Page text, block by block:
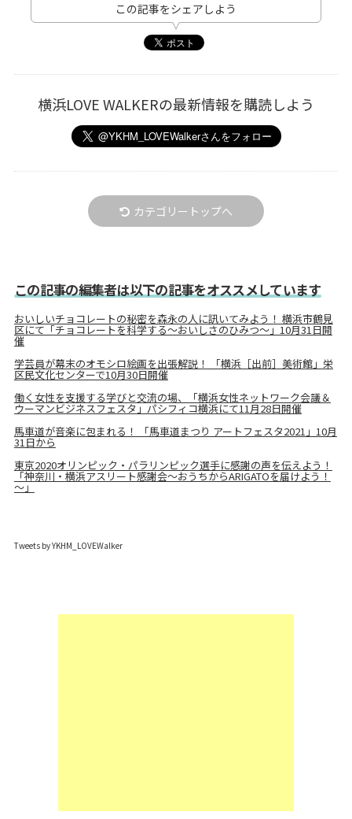
この記事をシェアしよう
横浜LOVE WALKERの最新情報を購読しよう
カテゴリートップへ
この記事の編集者は以下の記事をオススメしています
おいしいチョコレートの秘密を森永の人に訊いてみよう！ 横浜市鶴見
区にて「チョコレートを科学する～おいしさのひみつ～」10月31日開
催
学芸員が幕末のオモシロ絵画を出張解説！ 「横浜［出前］美術館」栄
区民文化センターで10月30日開催
働く女性を支援する学びと交流の場、「横浜女性ネットワーク会議＆
ウーマンビジネスフェスタ」パシフィコ横浜にて11月28日開催
馬車道が音楽に包まれる！ 「馬車道まつり アートフェスタ2021」10月
31日から
東京2020オリンピック・パラリンピック選手に感謝の声を伝えよう！
「神奈川・横浜アスリート感謝会～おうちからARIGATOを届けよう！
～」
Tweets by YKHM_LOVEWalker